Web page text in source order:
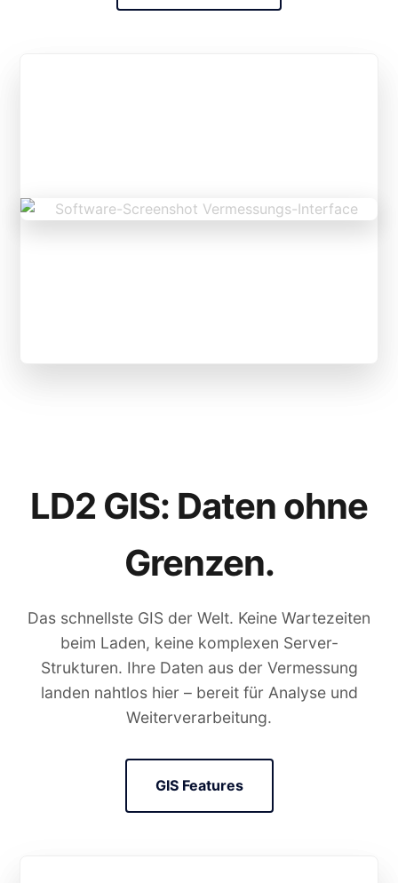
LD2 GIS: Daten ohne
Grenzen.
Das schnellste GIS der Welt. Keine Wartezeiten
beim Laden, keine komplexen Server-
Strukturen. Ihre Daten aus der Vermessung
landen nahtlos hier – bereit für Analyse und
Weiterverarbeitung.
GIS Features